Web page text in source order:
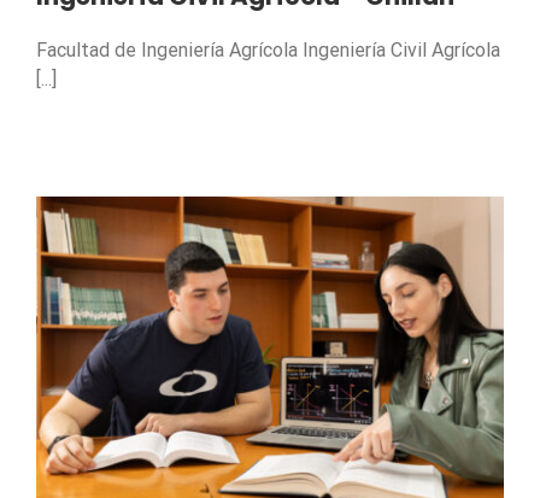
Facultad de Ingeniería Agrícola Ingeniería Civil Agrícola
[...]